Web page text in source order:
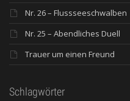
Nr. 26 – Flussseeschwalben
Nr. 25 – Abendliches Duell
Trauer um einen Freund
Schlagwörter